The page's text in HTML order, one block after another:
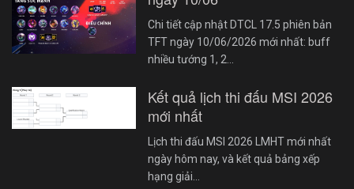
Chi tiết cập nhật DTCL 17.5 phiên bản
TFT ngày 10/06/2026 mới nhất: buff
nhiều tướng 1, 2…
Kết quả lịch thi đấu MSI 2026
mới nhất
Lịch thi đấu MSI 2026 LMHT mới nhất
ngày hôm nay, và kết quả bảng xếp
hạng giải…